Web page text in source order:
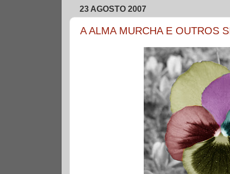
23 AGOSTO 2007
A ALMA MURCHA E OUTROS